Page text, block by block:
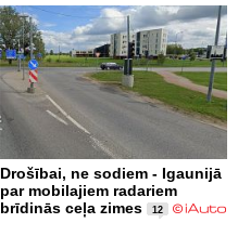
Drošībai, ne sodiem - Igaunijā
par mobilajiem radariem
brīdinās ceļa zimes
12